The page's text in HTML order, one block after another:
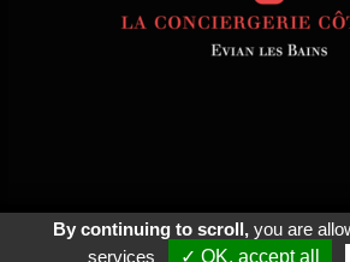
© 2026 Agence Web Thonon Les Bains -
Clic And Go création site internet
By continuing to scroll,you are
services
✓ OK, accept all